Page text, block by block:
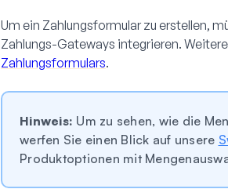
Um ein Zahlungsformular zu erstellen,
Zahlungs-Gateways integrieren.
Zahlungsformulars.
Hinweis: Um zu sehen, wie die
werfen Sie einen Blick auf unsere
Produktoptionen mit